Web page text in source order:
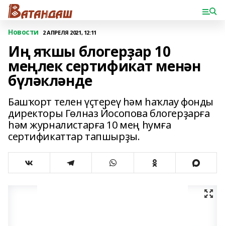
Новости 2 АПРЕЛЯ 2021, 12:11
Иң яҡшы блогерҙар 10
меңлек сертификат менән
бүләкләнде
Башҡорт телен үҫтереү һәм һаҡлау фонды
директоры Гөлназ Йосопова блогерҙарға
һәм журналистарға 10 мең һумға
сертификаттар тапшырҙы.